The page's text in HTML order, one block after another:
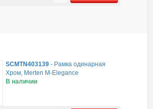
SCMTN403139 - Рамка одинарная
Хром, Merten M-Elegance
В наличии